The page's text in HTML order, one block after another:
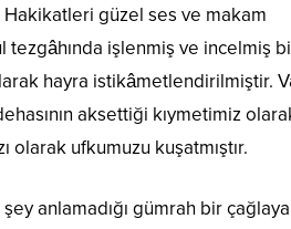
güzel ses ve makam
tezgâhında işlenmiş ve incelmiş
hayra istikâmetlendirilmiştir.
aksettiği kıymetimiz
olarak ufkumuzu kuşatmıştır.
anlamadığı gümrah bir